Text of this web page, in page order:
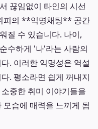
끊임없이 타인의 시선
피의 **익명채팅** 공간
질 수 있습니다. 나이,
수하게 '나'라는 사람의
. 이러한 익명성은 역설
. 평소라면 쉽게 꺼내지
중한 취미 이야기들을
습에 매력을 느끼게 됩